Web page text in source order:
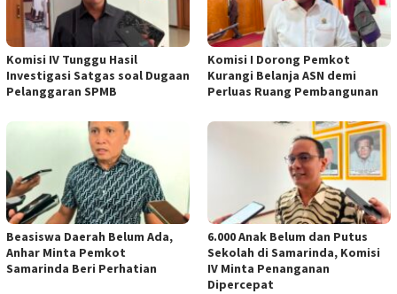
Komisi IV Tunggu Hasil
Investigasi Satgas soal Dugaan
Pelanggaran SPMB
Komisi I Dorong Pemkot
Kurangi Belanja ASN demi
Perluas Ruang Pembangunan
Beasiswa Daerah Belum Ada,
Anhar Minta Pemkot
Samarinda Beri Perhatian
6.000 Anak Belum dan Putus
Sekolah di Samarinda, Komisi
IV Minta Penanganan
Dipercepat